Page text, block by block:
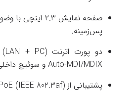
پس‌زمینه.
Auto-MDI/MDIX و سوئیچ داخلی.
پشتیبانی از PoE (IEEE 802.3af) به‌صورت کلاس ۲.